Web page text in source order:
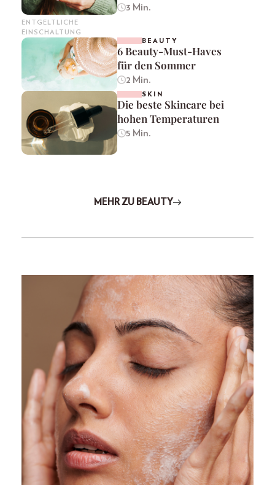
ENTGELTLICHE
EINSCHALTUNG
3 Min.
BEAUTY
6 Beauty-Must-Haves
für den Sommer
2 Min.
SKIN
Die beste Skincare bei
hohen Temperaturen
5 Min.
MEHR ZU BEAUTY